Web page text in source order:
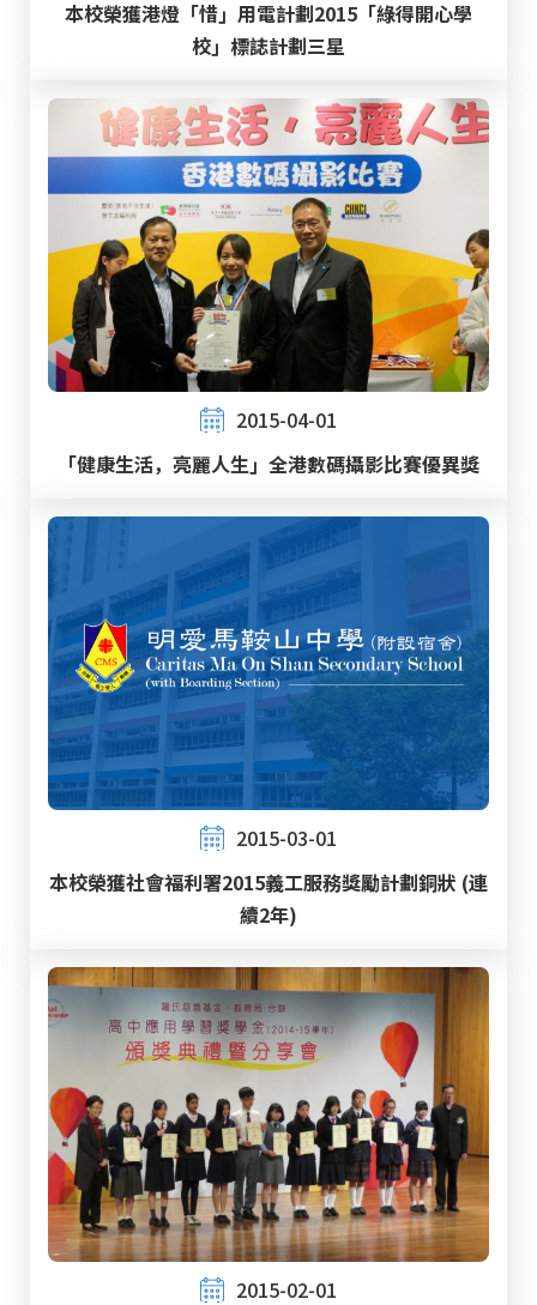
本校榮獲港燈「惜」用電計劃2015「綠得開心學
校」標誌計劃三星
2015-04-01
「健康生活，亮麗人生」全港數碼攝影比賽優異獎
2015-03-01
本校榮獲社會福利署2015義工服務獎勵計劃銅狀 (連
續2年)
2015-02-01